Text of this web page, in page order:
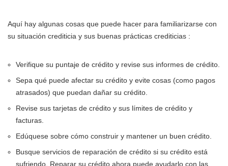
Aquí hay algunas cosas que puede hacer para familiarizarse con
su situación crediticia y sus buenas prácticas crediticias :
Verifique su puntaje de crédito y revise sus informes de crédito.
Sepa qué puede afectar su crédito y evite cosas (como pagos
atrasados) que puedan dañar su crédito.
Revise sus tarjetas de crédito y sus límites de crédito y
facturas.
Edúquese sobre cómo construir y mantener un buen crédito.
Busque servicios de reparación de crédito si su crédito está
sufriendo. Reparar su crédito ahora puede ayudarlo con las